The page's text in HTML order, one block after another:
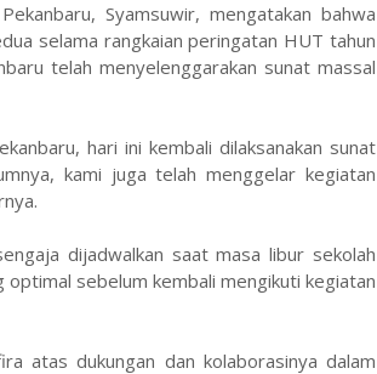
Syamsuwir, mengatakan bahwa
selama rangkaian peringatan HUT tahun
telah menyelenggarakan sunat massal
hari ini kembali dilaksanakan sunat
kami juga telah menggelar kegiatan
dijadwalkan saat masa libur sekolah
sebelum kembali mengikuti kegiatan
atas dukungan dan kolaborasinya dalam